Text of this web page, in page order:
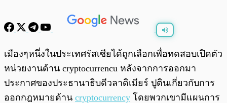
พร้อมเล่น 0:00
เมืองๆหนึ่งในประเทศรัสเซียได้ถูกเลือกเพื่อทดสอบเปิดตัว
หน่วยงานด้าน cryptocurrencu หลังจากการออกมา
ประกาศของประธานาธิบดีวลาดิเมียร์ ปูตินเกี่ยวกับการ
ออกกฎหมายด้าน cryptocurrency โดยพวกเขามีแผนการ